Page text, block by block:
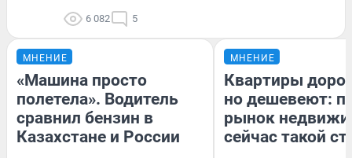
6 082 5
МНЕНИЕ
«Машина просто
полетела». Водитель
сравнил бензин в
Казахстане и России
МНЕНИЕ
Квартиры
но дешевеют:
рынок
сейчас такой